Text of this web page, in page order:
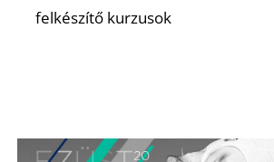
felkészítő kurzusok